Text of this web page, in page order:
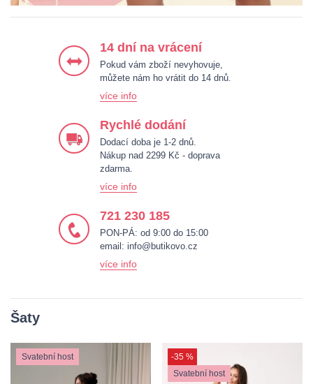
14 dní na vrácení
Pokud vám zboží nevyhovuje,
můžete nám ho vrátit do 14 dnů.
více info
Rychlé dodání
Dodací doba je 1-2 dnů.
Nákup nad 2299 Kč - doprava
zdarma.
více info
721 230 185
PON-PÁ: od 9:00 do 15:00
email: info@butikovo.cz
více info
Šaty
Svatební host
-35 %
Svatební host